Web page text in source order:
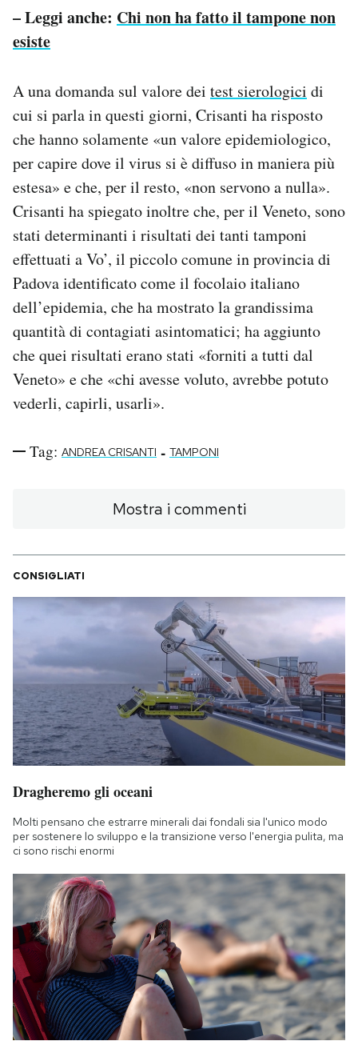
– Leggi anche: Chi non ha fatto il tampone non
esiste
A una domanda sul valore dei test sierologici di
cui si parla in questi giorni, Crisanti ha risposto
che hanno solamente «un valore epidemiologico,
per capire dove il virus si è diffuso in maniera più
estesa» e che, per il resto, «non servono a nulla».
Crisanti ha spiegato inoltre che, per il Veneto, sono
stati determinanti i risultati dei tanti tamponi
effettuati a Vo’, il piccolo comune in provincia di
Padova identificato come il focolaio italiano
dell’epidemia, che ha mostrato la grandissima
quantità di contagiati asintomatici; ha aggiunto
che quei risultati erano stati «forniti a tutti dal
Veneto» e che «chi avesse voluto, avrebbe potuto
vederli, capirli, usarli».
Tag: ANDREA CRISANTI - TAMPONI
Mostra i commenti
CONSIGLIATI
Dragheremo gli oceani
Molti pensano che estrarre minerali dai fondali sia l'unico modo
per sostenere lo sviluppo e la transizione verso l'energia pulita, ma
ci sono rischi enormi